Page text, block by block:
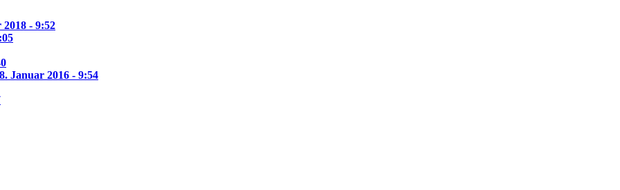
2018 - 9:52
8. Januar 2016 - 9:54